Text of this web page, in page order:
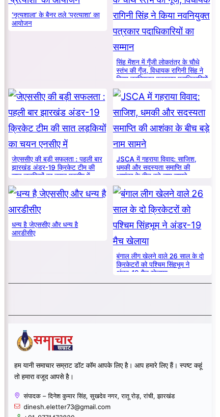
‘नृत्यशाला’ के बैनर तले ‘प्रत्याशा’ का
आयोजन
सिंह मेंशन में गूँजी लोकतंत्र के चौथे
स्तंभ की गूँज, विधायक रागिनी सिंह ने
किया नवनियुक्त पत्रकार पदाधिकारियों
का सम्मान
जेएससीए की बड़ी सफलता : पहली बार
झारखंड अंडर-19 क्रिकेट टीम की
सात लड़कियों का चयन एनसीए में
JSCA में गहराया विवाद: साजिश,
धमकी और सदस्यता समाप्ति की
आशंका के बीच बड़े नाम सामने
धन्य है जेएससीए और धन्य है
आरडीसीए
बंगाल लीग खेलने वाले 26 साल के दो
क्रिकेटरों को पश्चिम सिंहभूम ने
अंडर-19 मैच खेलाया
हम यानी समाचार सम्राट डॉट कॉम आपके लिए है। आप हमारे लिए हैं। स्पष्ट कहूं
तो हमारा वजूद आपसे है।
संपादक – दिनेश कुमार सिंह, सुखदेव नगर, रातू रोड़, रांची, झारखंड
dinesh.eletter73@gmail.com